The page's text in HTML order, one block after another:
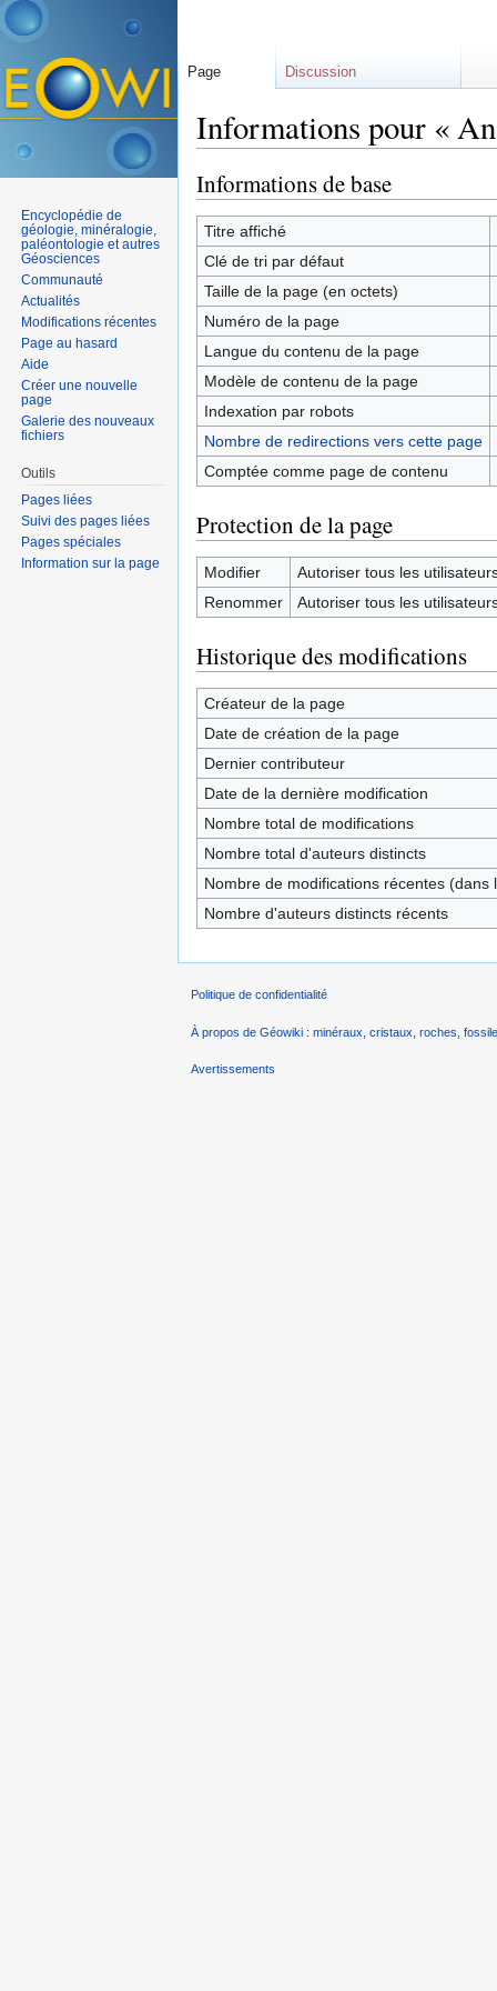
Informations pour «
Informations de base
Titre affiché
Clé de tri par défaut
Taille de la page (en octets)
Numéro de la page
Langue du contenu de la page
Modèle de contenu de la page
Indexation par robots
Nombre de redirections vers cette page
Comptée comme page de contenu
Protection de la page
Modifier
Autoriser tous les
Renommer
Autoriser tous les
Historique des modifications
Créateur de la page
Date de création de la page
Dernier contributeur
Date de la dernière modification
Nombre total de modifications
Nombre total d'auteurs distincts
Nombre de modifications récentes (dans
Nombre d'auteurs distincts récents
Page Discussion
Encyclopédie de
géologie, minéralogie,
paléontologie et autres
Géosciences
Communauté
Actualités
Modifications récentes
Page au hasard
Aide
Créer une nouvelle
page
Galerie des nouveaux
fichiers
Outils
Pages liées
Suivi des pages liées
Pages spéciales
Information sur la page
Politique de confidentialité
À propos de Géowiki : minéraux, cristaux, roches,
Avertissements